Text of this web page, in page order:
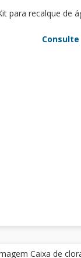
para recalque de
Consulte